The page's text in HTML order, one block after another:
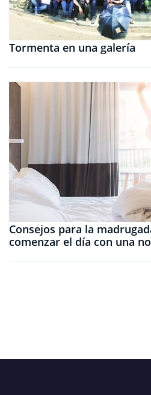
Tormenta en una galería
Consejos para la
comenzar el día con una